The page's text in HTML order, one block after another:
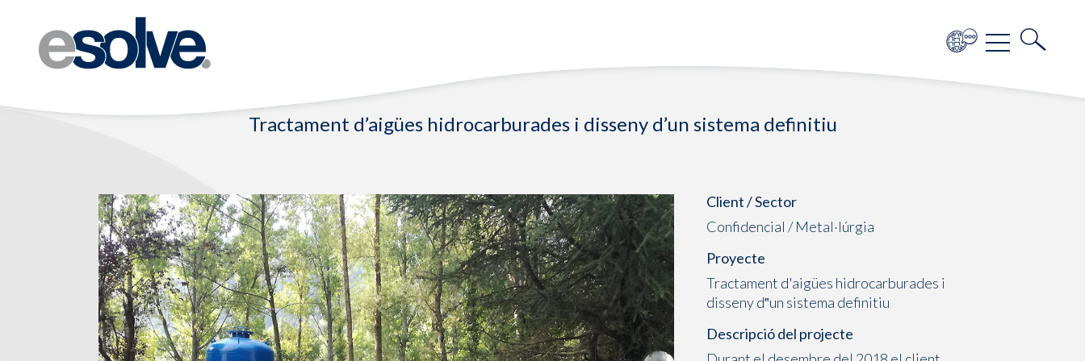
Tractament d’aigües hidrocarburades i disseny d’un sistema definitiu
Client / Sector
Confidencial / Metal·lúrgia
Proyecte
Tractament d'aigües hidrocarburades i
disseny d‟un sistema definitiu
Descripció del projecte